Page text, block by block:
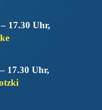
17.30 Uhr,
17.30 Uhr,